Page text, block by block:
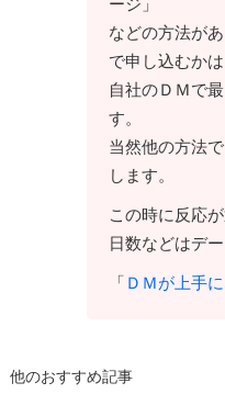
ージ」
などの方法が
で申し込むかは
自社のＤＭで
す。
当然他の方法
します。
この時に反応
日数などはデ
「 ＤＭが上手
他のおすすめ記事